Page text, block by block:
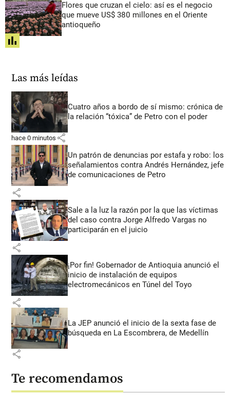
Flores que cruzan el cielo: así es el negocio
que mueve US$ 380 millones en el Oriente
antioqueño
share
Las más leídas
Cuatro años a bordo de sí mismo: crónica de
la relación “tóxica” de Petro con el poder
hace 0 minutos share
Un patrón de denuncias por estafa y robo: los
señalamientos contra Andrés Hernández, jefe
de comunicaciones de Petro
share
Sale a la luz la razón por la que las víctimas
del caso contra Jorge Alfredo Vargas no
participarán en el juicio
share
¡Por fin! Gobernador de Antioquia anunció el
inicio de instalación de equipos
electromecánicos en Túnel del Toyo
share
La JEP anunció el inicio de la sexta fase de
búsqueda en La Escombrera, de Medellín
share
Te recomendamos